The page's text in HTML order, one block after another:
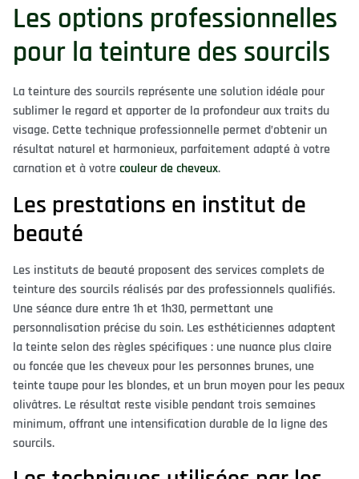
Les options professionnelles
pour la teinture des sourcils
La teinture des sourcils représente une solution idéale pour
sublimer le regard et apporter de la profondeur aux traits du
visage. Cette technique professionnelle permet d’obtenir un
résultat naturel et harmonieux, parfaitement adapté à votre
carnation et à votrecouleur de cheveux.
Les prestations en institut de
beauté
Les instituts de beauté proposent des services complets de
teinture des sourcils réalisés par des professionnels qualifiés.
Une séance dure entre 1h et 1h30, permettant une
personnalisation précise du soin. Les esthéticiennes adaptent
la teinte selon des règles spécifiques : une nuance plus claire
ou foncée que les cheveux pour les personnes brunes, une
teinte taupe pour les blondes, et un brun moyen pour les peaux
olivâtres. Le résultat reste visible pendant trois semaines
minimum, offrant une intensification durable de la ligne des
sourcils.